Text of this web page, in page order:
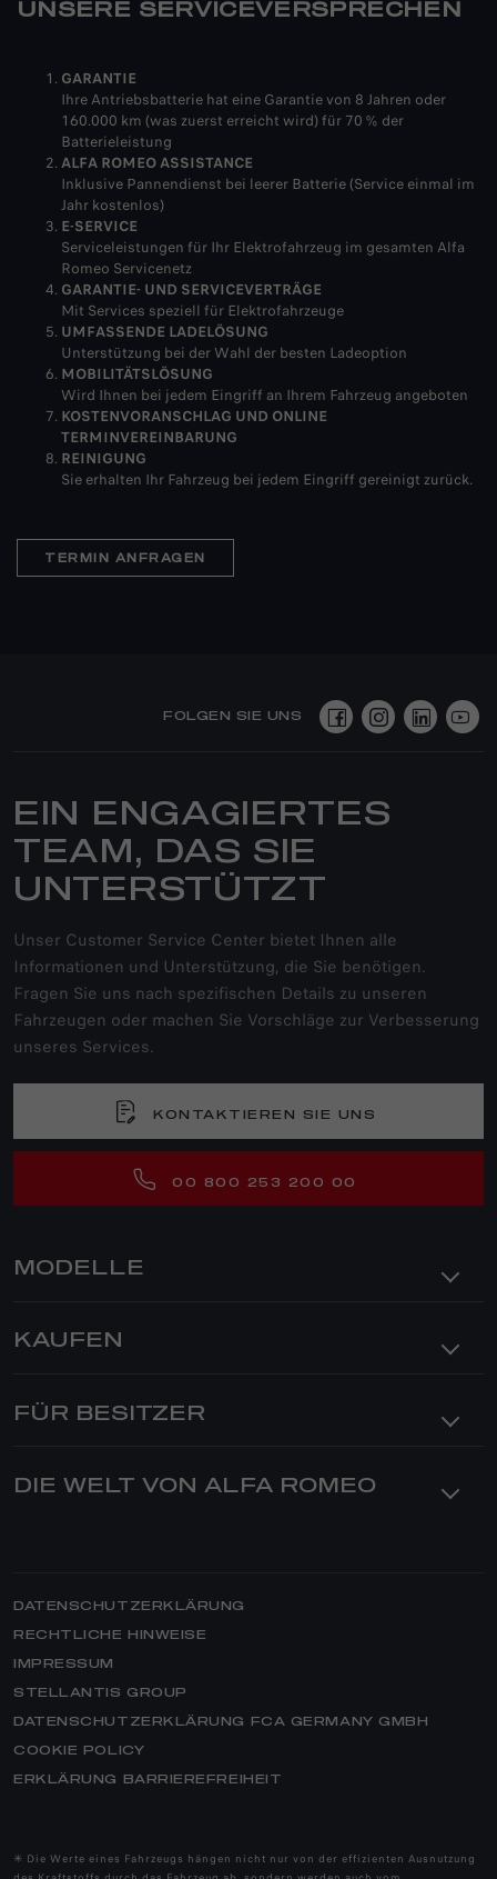
UNSERE SERVICEVERSPRECHEN
GARANTIE
Ihre Antriebsbatterie hat eine Garantie von 8 Jahren oder
160.000 km (was zuerst erreicht wird) für 70 % der
Batterieleistung
ALFA ROMEO ASSISTANCE
Inklusive Pannendienst bei leerer Batterie (Service einmal im
Jahr kostenlos)
E-SERVICE
Serviceleistungen für Ihr Elektrofahrzeug im gesamten Alfa
Romeo Servicenetz
GARANTIE- UND SERVICEVERTRÄGE
Mit Services speziell für Elektrofahrzeuge
UMFASSENDE LADELÖSUNG
Unterstützung bei der Wahl der besten Ladeoption
MOBILITÄTSLÖSUNG
Wird Ihnen bei jedem Eingriff an Ihrem Fahrzeug angeboten
KOSTENVORANSCHLAG UND ONLINE
TERMINVEREINBARUNG
REINIGUNG
Sie erhalten Ihr Fahrzeug bei jedem Eingriff gereinigt zurück.
TERMIN ANFRAGEN
FOLGEN SIE UNS
EIN ENGAGIERTES
TEAM, DAS SIE
UNTERSTÜTZT
Unser Customer Service Center bietet Ihnen alle
Informationen und Unterstützung, die Sie benötigen.
Fragen Sie uns nach spezifischen Details zu unseren
Fahrzeugen oder machen Sie Vorschläge zur Verbesserung
unseres Services.
KONTAKTIEREN SIE UNS
00 800 253 200 00
MODELLE
TONALE PLUG-IN-HYBRID Q4
KAUFEN
ANGEBOTE
GESCHÄFTSKUNDEN
FÜR BESITZER
SERVICE NACH DEM KAUF
REIFEN
VIDEOCHECK
HILFE
GARANTIE- & SERVICEVERTRÄGE
E-SERVICE
ASSISTANCE
FAQ
DIE WELT VON ALFA ROMEO
DATENSCHUTZERKLÄRUNG
RECHTLICHE HINWEISE
IMPRESSUM
STELLANTIS GROUP
DATENSCHUTZERKLÄRUNG FCA GERMANY GMBH
COOKIE POLICY
ERKLÄRUNG BARRIEREFREIHEIT
✳ Die Werte eines Fahrzeugs hängen nicht nur von der effizienten Ausnutzung